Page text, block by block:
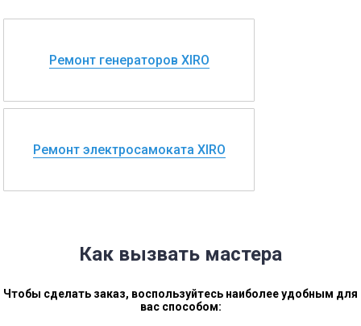
Ремонт генераторов XIRO
Ремонт электросамоката XIRO
Как вызвать мастера
Чтобы сделать заказ, воспользуйтесь наиболее удобным для
вас способом: